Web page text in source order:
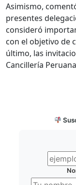
Asimismo,
presentes
consideró
con el objetivo de
último, las
Cancillería